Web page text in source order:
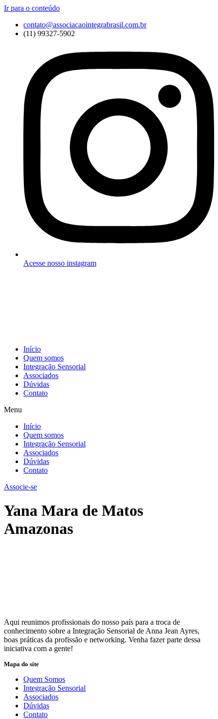
Ir para o conteúdo
contato@associacaointegrabrasil.com.br
(11) 99327-5902
Acesse nosso instagram
Início
Quem somos
Integração Sensorial
Associados
Dúvidas
Contato
Menu
Início
Quem somos
Integração Sensorial
Associados
Dúvidas
Contato
Associe-se
Yana Mara de Matos
Amazonas
Aqui reunimos profissionais do nosso país para a troca de
conhecimento sobre a Integração Sensorial de Anna Jean Ayres,
boas práticas da profissão e networking. Venha fazer parte dessa
iniciativa com a gente!
Mapa do site
Quem Somos
Integração Sensorial
Associados
Dúvidas
Contato